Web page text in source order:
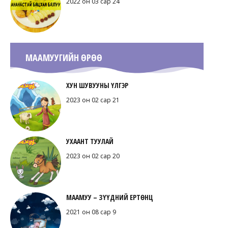
МААМУУГИЙН ӨРӨӨ
ХУН ШУВУУНЫ ҮЛГЭР
2023 он 02 сар 21
УХААНТ ТУУЛАЙ
2023 он 02 сар 20
МААМУУ – ЗҮҮДНИЙ ЕРТӨНЦ
2021 он 08 сар 9